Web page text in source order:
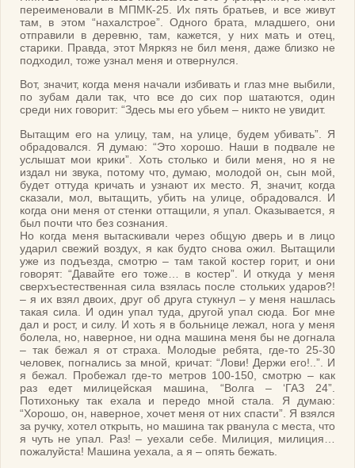
переименовали в МПМК-25. Их пять братьев, и все живут
там, в этом “нахалстрое”. Одного брата, младшего, они
отправили в деревню, там, кажется, у них мать и отец,
старики. Правда, этот Мяркяз не бил меня, даже близко не
подходил, тоже узнал меня и отвернулся.
Вот, значит, когда меня начали избивать и глаз мне выбили,
по зубам дали так, что все до сих пор шатаются, один
среди них говорит: “Здесь мы его убьем – никто не увидит.
Вытащим его на улицу, там, на улице, будем убивать”. Я
обрадовался. Я думаю: “Это хорошо. Наши в подвале не
услышат мои крики”. Хоть столько и били меня, но я не
издал ни звука, потому что, думаю, молодой он, сын мой,
будет оттуда кричать и узнают их место. Я, значит, когда
сказали, мол, вытащить, убить на улице, обрадовался. И
когда они меня от стенки оттащили, я упал. Оказывается, я
был почти что без сознания.
Но когда меня вытаскивали через общую дверь и в лицо
ударил свежий воздух, я как будто снова ожил. Вытащили
уже из подъезда, смотрю – там такой костер горит, и они
говорят: “Давайте его тоже… в костер”. И откуда у меня
сверхъестественная сила взялась после стольких ударов?!
– я их взял двоих, друг об друга стукнул – у меня нашлась
такая сила. И один упал туда, другой упал сюда. Бог мне
дал и рост, и силу. И хоть я в больнице лежал, нога у меня
болела, но, наверное, ни одна машина меня бы не догнала
– так бежал я от страха. Молодые ребята, где-то 25-30
человек, погнались за мной, кричат: “Лови! Держи его!..”. И
я бежал. Пробежал где-то метров 100-150, смотрю – как
раз едет милицейская машина, “Волга – ‘ГАЗ 24”.
Потихоньку так ехала и передо мной стала. Я думаю:
“Хорошо, он, наверное, хочет меня от них спасти”. Я взялся
за ручку, хотел открыть, но машина так рванула с места, что
я чуть не упал. Раз! – уехали себе. Милиция, милиция…
пожалуйста! Машина уехала, а я – опять бежать.